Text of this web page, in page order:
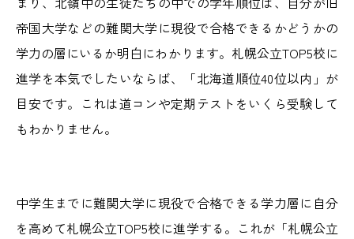
帝国大学などの難関大学に現役で合格できるかどうかの
学力の層にいるか明白にわかります。札幌公立TOP5校に
進学を本気でしたいならば、「北海道順位40位以内」が
目安です。これは道コンや定期テストをいくら受験して
もわかりません。
中学生までに難関大学に現役で合格できる学力層に自分
を高めて札幌公立TOP5校に進学する。これが「札幌公立